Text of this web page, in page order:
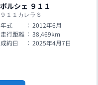
ポルシェ ９１１
９１１カレラＳ
年式 ： 2012年6月
走行距離 ： 38,469km
成約日
： 2025年4月7日